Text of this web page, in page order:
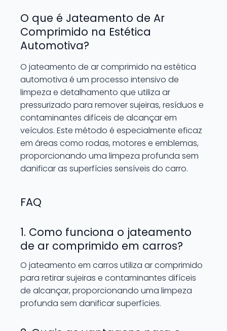
O que é Jateamento de Ar
Comprimido na Estética
Automotiva?
O jateamento de ar comprimido na estética
automotiva é um processo intensivo de
limpeza e detalhamento que utiliza ar
pressurizado para remover sujeiras, resíduos e
contaminantes difíceis de alcançar em
veículos. Este método é especialmente eficaz
em áreas como rodas, motores e emblemas,
proporcionando uma limpeza profunda sem
danificar as superfícies sensíveis do carro.
FAQ
1. Como funciona o jateamento
de ar comprimido em carros?
O jateamento em carros utiliza ar comprimido
para retirar sujeiras e contaminantes difíceis
de alcançar, proporcionando uma limpeza
profunda sem danificar superfícies.